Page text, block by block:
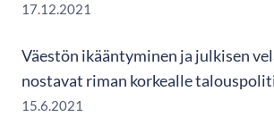
17.12.2021
Väestön ikääntyminen ja julkisen
nostavat riman korkealle
15.6.2021